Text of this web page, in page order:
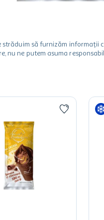
să furnizăm
nu ne putem asuma